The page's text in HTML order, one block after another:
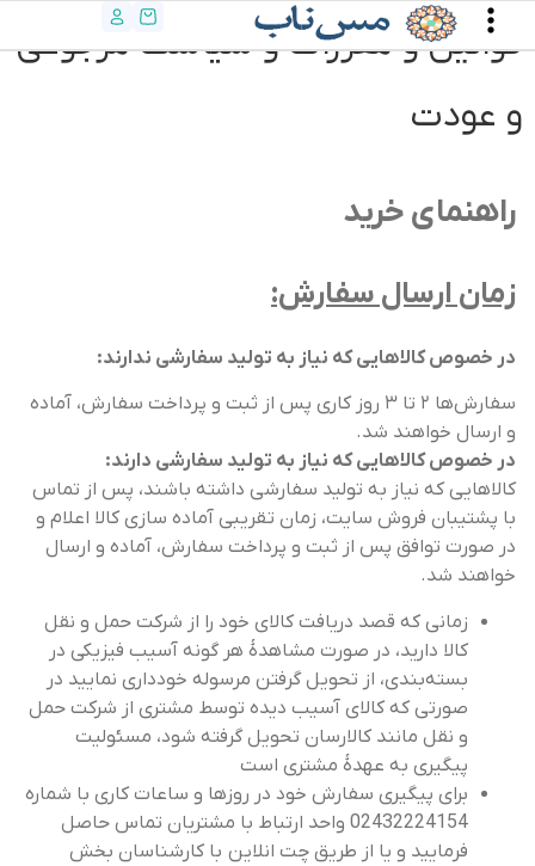
قوانین و مقررات و سیاست مرجوعی
و عودت
راهنمای خرید
زمان ارسال سفارش:
در خصوص کالاهایی که نیاز به تولید سفارشی ندارند:
سفارش‌ها ۲ تا ۳ روز کاری پس از ثبت و پرداخت سفارش، آماده
و ارسال خواهند شد.
در خصوص کالاهایی که نیاز به تولید سفارشی دارند:
کالاهایی که نیاز به تولید سفارشی داشته باشند، پس از تماس
با پشتیبان فروش سایت، زمان تقریبی آماده سازی کالا اعلام و
در صورت توافق پس از ثبت و پرداخت سفارش، آماده و ارسال
خواهند شد.
زمانی که قصد دریافت کالای خود را از شرکت حمل و نقل
کالا دارید، در صورت مشاهدۀ هر گونه آسیب فیزیکی در
بسته‌بندی، از تحویل گرفتن مرسوله خودداری نمایید در
صورتی که کالای آسیب دیده توسط مشتری از شرکت حمل
و نقل مانند کالارسان تحویل گرفته شود، مسئولیت
پیگیری به عهدۀ مشتری است
برای پیگیری سفارش خود در روزها و ساعات کاری با شماره
02432224154 واحد ارتباط با مشتریان تماس حاصل
فرمایید و یا از طریق چت انلاین با کارشناسان بخش